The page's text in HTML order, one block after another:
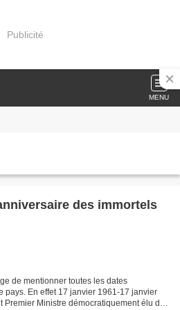
Publicité
MENU
des immortels
de mentionner toutes les dates
pays. En effet 17 janvier 1961-17 janvier
Premier Ministre démocratiquement élu du